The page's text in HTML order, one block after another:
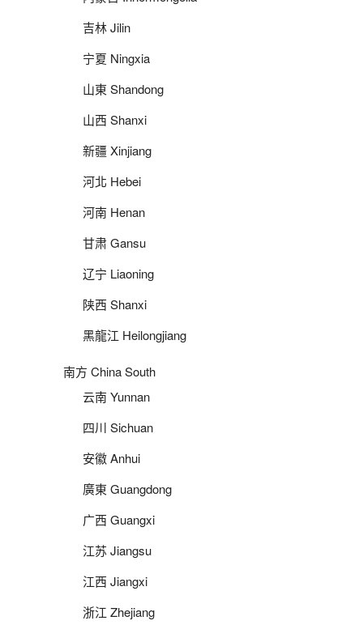
吉林 Jilin
宁夏 Ningxia
山東 Shandong
山西 Shanxi
新疆 Xinjiang
河北 Hebei
河南 Henan
甘肃 Gansu
辽宁 Liaoning
陕西 Shanxi
黑龍江 Heilongjiang
南方 China South
云南 Yunnan
四川 Sichuan
安徽 Anhui
廣東 Guangdong
广西 Guangxi
江苏 Jiangsu
江西 Jiangxi
浙江 Zhejiang